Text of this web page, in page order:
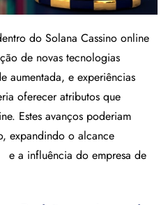
do Solana Cassino online
de novas tecnologias
aumentada, e experiências
oferecer atributos que
Estes avanços poderiam
expandindo o alcance
e a influência do empresa de